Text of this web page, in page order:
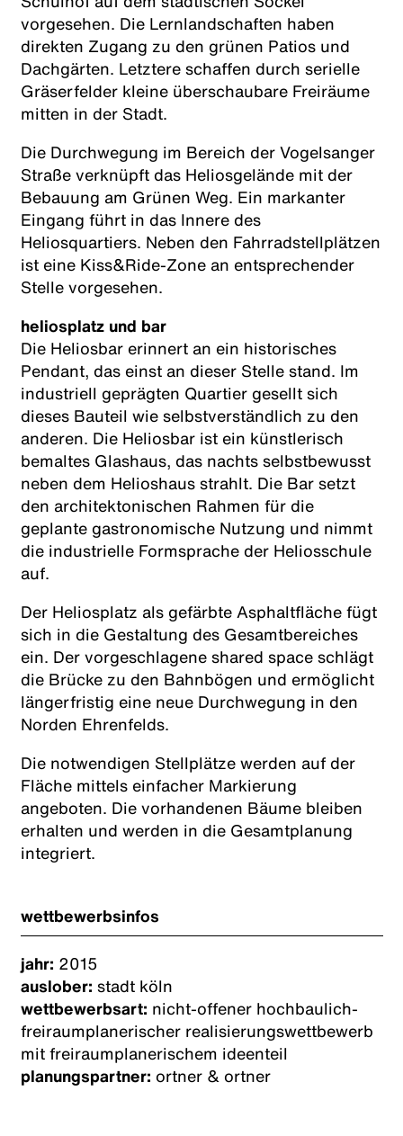
vorgesehen. Die Lernlandschaften haben
direkten Zugang zu den grünen Patios und
Dachgärten. Letztere schaffen durch serielle
Gräserfelder kleine überschaubare Freiräume
mitten in der Stadt.
Die Durchwegung im Bereich der Vogelsanger
Straße verknüpft das Heliosgelände mit der
Bebauung am Grünen Weg. Ein markanter
Eingang führt in das Innere des
Heliosquartiers. Neben den Fahrradstellplätzen
ist eine Kiss&Ride-Zone an entsprechender
Stelle vorgesehen.
heliosplatz und bar
Die Heliosbar erinnert an ein historisches
Pendant, das einst an dieser Stelle stand. Im
industriell geprägten Quartier gesellt sich
dieses Bauteil wie selbstverständlich zu den
anderen. Die Heliosbar ist ein künstlerisch
bemaltes Glashaus, das nachts selbstbewusst
neben dem Helioshaus strahlt. Die Bar setzt
den architektonischen Rahmen für die
geplante gastronomische Nutzung und nimmt
die industrielle Formsprache der Heliosschule
auf.
Der Heliosplatz als gefärbte Asphaltfläche fügt
sich in die Gestaltung des Gesamtbereiches
ein. Der vorgeschlagene shared space schlägt
die Brücke zu den Bahnbögen und ermöglicht
längerfristig eine neue Durchwegung in den
Norden Ehrenfelds.
Die notwendigen Stellplätze werden auf der
Fläche mittels einfacher Markierung
angeboten. Die vorhandenen Bäume bleiben
erhalten und werden in die Gesamtplanung
integriert.
wettbewerbsinfos
jahr: 2015
auslober: stadt köln
wettbewerbsart: nicht-offener hochbaulich-
freiraumplanerischer realisierungswettbewerb
mit freiraumplanerischem ideenteil
planungspartner: ortner & ortner